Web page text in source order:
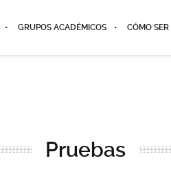
GRUPOS ACADÉMICOS CÓMO
Pruebas